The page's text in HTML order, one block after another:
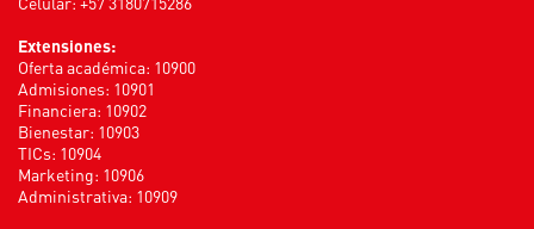
Extensiones:
Oferta académica: 10900
Admisiones: 10901
Financiera: 10902
Bienestar: 10903
TICs: 10904
Marketing: 10906
Administrativa: 10909